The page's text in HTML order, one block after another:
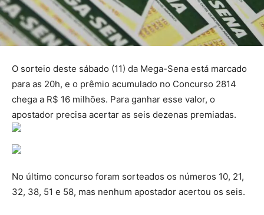
O sorteio deste sábado (11) da Mega-Sena está marcado
para as 20h, e o prêmio acumulado no Concurso 2814
chega a R$ 16 milhões. Para ganhar esse valor, o
apostador precisa acertar as seis dezenas premiadas.
No último concurso foram sorteados os números 10, 21,
32, 38, 51 e 58, mas nenhum apostador acertou os seis.